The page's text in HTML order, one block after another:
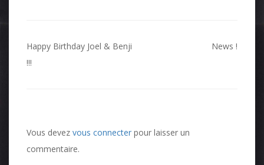
Navigation
de
Happy Birthday Joel & Benji
!!!
News !
Vous devez vous connecter pour laisser un
commentaire.